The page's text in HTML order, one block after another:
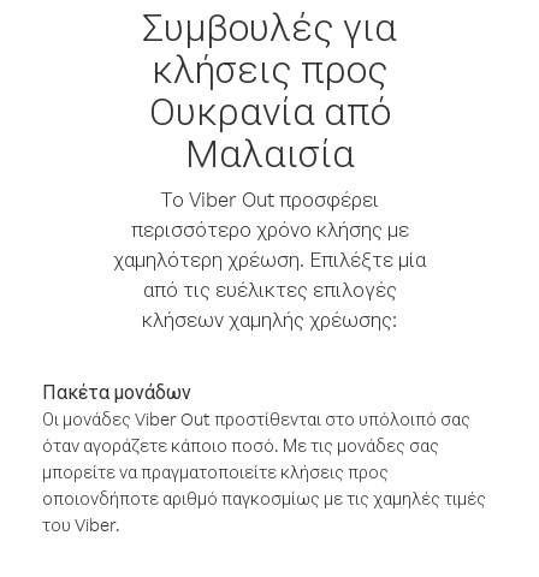
Συμβουλές για
κλήσεις προς
Ουκρανία από
Μαλαισία
Το Viber Out προσφέρει
περισσότερο χρόνο κλήσης με
χαμηλότερη χρέωση. Επιλέξτε μία
από τις ευέλικτες επιλογές
κλήσεων χαμηλής χρέωσης:
Πακέτα μονάδων
Οι μονάδες Viber Out προστίθενται στο υπόλοιπό σας
όταν αγοράζετε κάποιο ποσό. Με τις μονάδες σας
μπορείτε να πραγματοποιείτε κλήσεις προς
οποιονδήποτε αριθμό παγκοσμίως με τις χαμηλές τιμές
του Viber.